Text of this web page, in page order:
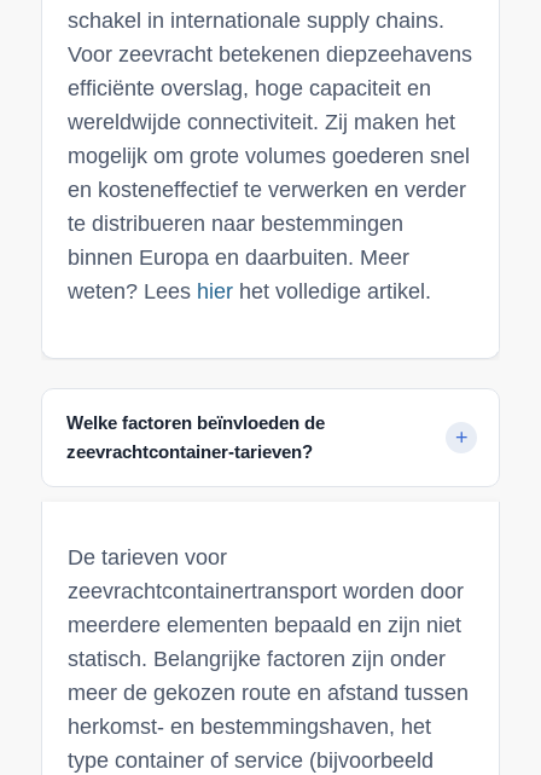
schakel in internationale supply chains.
Voor zeevracht betekenen diepzeehavens
efficiënte overslag, hoge capaciteit en
wereldwijde connectiviteit. Zij maken het
mogelijk om grote volumes goederen snel
en kosteneffectief te verwerken en verder
te distribueren naar bestemmingen
binnen Europa en daarbuiten. Meer
weten? Lees hier het volledige artikel.
Welke factoren beïnvloeden de
zeevrachtcontainer-tarieven?
De tarieven voor
zeevrachtcontainertransport worden door
meerdere elementen bepaald en zijn niet
statisch. Belangrijke factoren zijn onder
meer de gekozen route en afstand tussen
herkomst- en bestemmingshaven, het
type container of service (bijvoorbeeld